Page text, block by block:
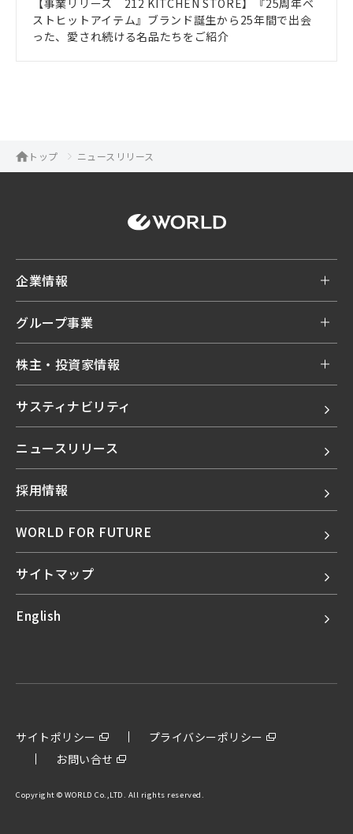
ストヒットアイテム』ブランド誕生から25年間で出会
った、愛され続ける名品たちをご紹介
トップ ニュースリリース
企業情報
グループ事業
株主・投資家情報
サスティナビリティ
ニュースリリース
採用情報
WORLD FOR FUTURE
サイトマップ
English
サイトポリシー
プライバシーポリシー
お問い合せ
Copyright © WORLD Co.,LTD. All rights reserved.